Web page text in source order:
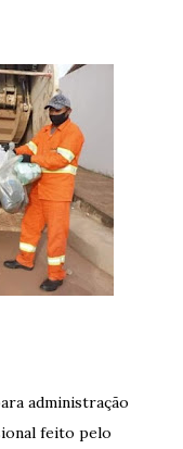
administração
feito pelo